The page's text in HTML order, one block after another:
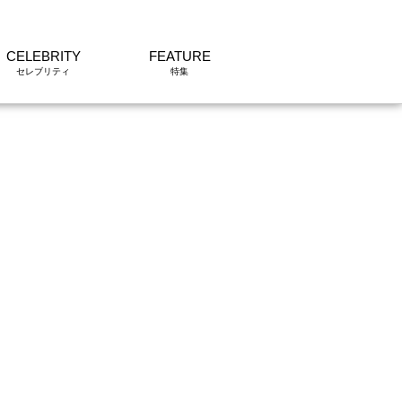
CELEBRITY FEATURE